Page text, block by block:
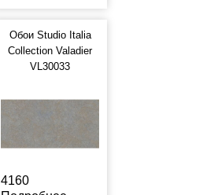
Обои Studio Italia
Collection Valadier
VL30033
4160